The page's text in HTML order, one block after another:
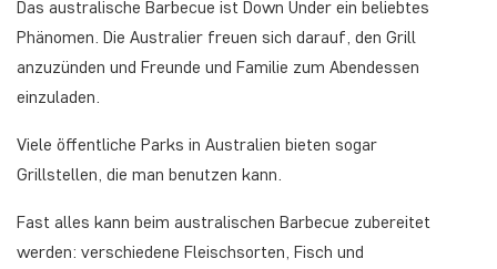
Das australische Barbecue ist Down Under ein beliebtes
Phänomen. Die Australier freuen sich darauf, den Grill
anzuzünden und Freunde und Familie zum Abendessen
einzuladen.
Viele öffentliche Parks in Australien bieten sogar
Grillstellen, die man benutzen kann.
Fast alles kann beim australischen Barbecue zubereitet
werden: verschiedene Fleischsorten, Fisch und